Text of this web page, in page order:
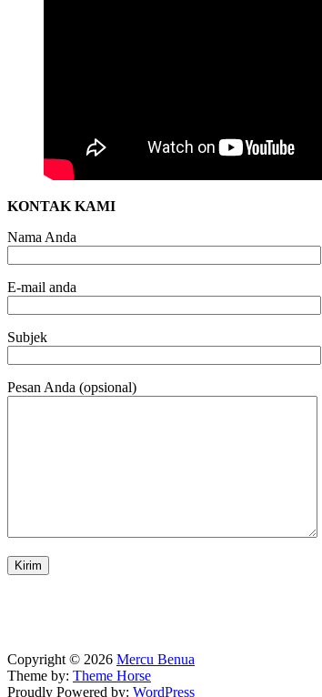
KONTAK KAMI
Nama Anda
E-mail anda
Subjek
Pesan Anda (opsional)
Copyright © 2026 Mercu Benua
Theme by: Theme Horse
Proudly Powered by: WordPress